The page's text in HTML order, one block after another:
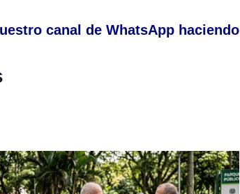
canal de WhatsApp haciendo